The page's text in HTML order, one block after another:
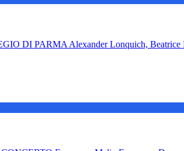
DI PARMA Alexander Lonquich, Beatrice